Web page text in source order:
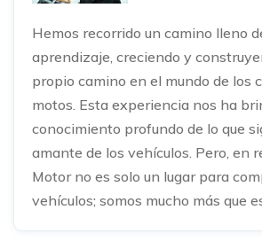
Hemos recorrido un camino lleno
aprendizaje, creciendo y
propio camino en el mundo de los
motos. Esta experiencia nos ha
conocimiento profundo de lo que
amante de los vehículos. Pero, en
Motor no es solo un lugar para
vehículos; somos mucho más que